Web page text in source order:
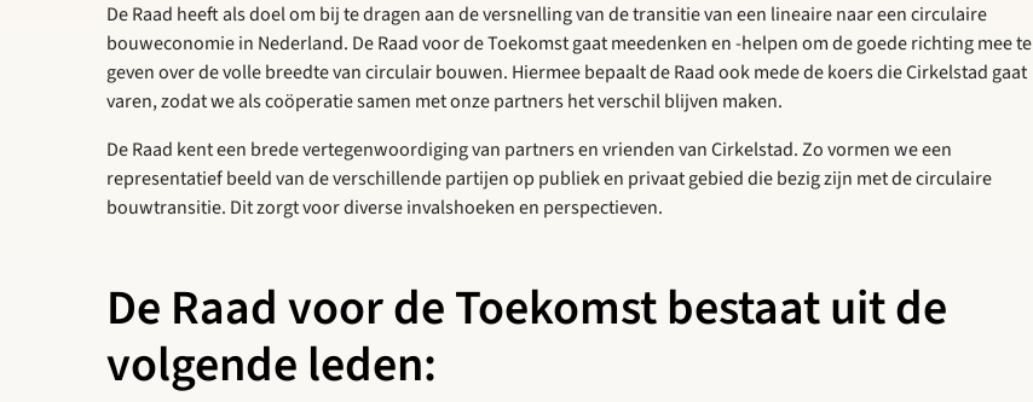
De Raad heeft als doel om bij te dragen aan de versnelling van de transitie van een lineaire naar een circulaire
bouweconomie in Nederland. De Raad voor de Toekomst gaat meedenken en -helpen om de goede richting mee te
geven over de volle breedte van circulair bouwen. Hiermee bepaalt de Raad ook mede de koers die Cirkelstad gaat
varen, zodat we als coöperatie samen met onze partners het verschil blijven maken.
De Raad kent een brede vertegenwoordiging van partners en vrienden van Cirkelstad. Zo vormen we een
representatief beeld van de verschillende partijen op publiek en privaat gebied die bezig zijn met de circulaire
bouwtransitie. Dit zorgt voor diverse invalshoeken en perspectieven.
De Raad voor de Toekomst bestaat uit de
volgende leden: